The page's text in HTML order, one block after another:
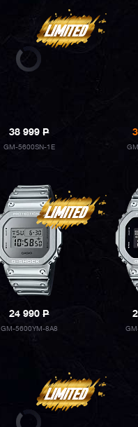
38 999P
GM-5600SN-1E
24 990P
GM-5600YM-8A8